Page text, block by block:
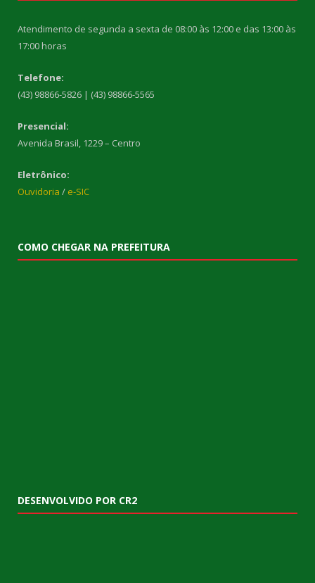
Atendimento de segunda a sexta de 08:00 às 12:00 e das 13:00 às
17:00 horas
Telefone:
(43) 98866-5826 | (43) 98866-5565
Presencial:
Avenida Brasil, 1229 – Centro
Eletrônico:
Ouvidoria / e-SIC
COMO CHEGAR NA PREFEITURA
DESENVOLVIDO POR CR2